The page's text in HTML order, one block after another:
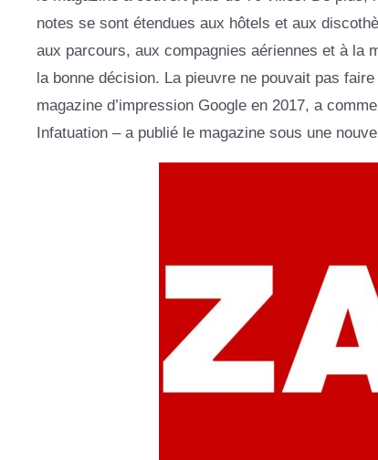
notes se sont étendues aux hôtels et aux
aux parcours, aux compagnies aériennes et à la
la bonne décision. La pieuvre ne pouvait pas
magazine d’impression Google en 2017, a
Infatuation – a publié le magazine sous une